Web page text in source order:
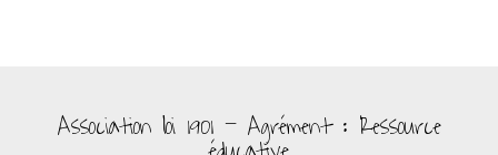
Association loi 1901 - Agrément : Ressource